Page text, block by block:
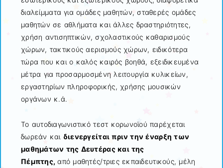
διαλείμματα για ομάδες μαθητών, σταθερές ομάδες
μαθητών σε αθλήματα και άλλες δραστηριότητες,
χρήση αντισηπτικών, σχολαστικούς καθαρισμούς
χώρων, τακτικούς αερισμούς χώρων, ειδικότερα
τώρα που και ο καλός καιρός βοηθά, εξειδικευμένα
μέτρα για προσαρμοσμένη λειτουργία κυλικείων,
εργαστηρίων πληροφορικής, χρήσης μουσικών
οργάνων κ.ά.
Το αυτοδιαγωνιστικό τεστ κορωνοϊού παρέχεται
δωρεάν και διενεργείται πριν την έναρξη των
μαθημάτων της Δευτέρας και της
Πέμπτης,από μαθητές/τριες εκπαιδευτικούς, μέλη